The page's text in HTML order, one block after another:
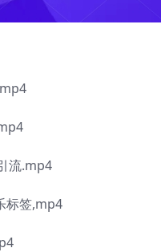
流.mp4
标签,mp4